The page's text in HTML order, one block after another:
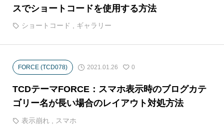
スでショートコードを使用する方法
ショートコード , ギャラリー
FORCE (TCD078) 2021.01.26 0
TCDテーマFORCE：スマホ表示時のブログカテ
ゴリー名が長い場合のレイアウト対処方法
表示崩れ スマホ